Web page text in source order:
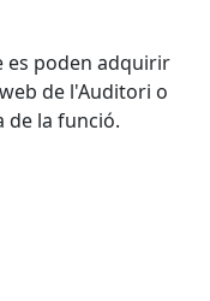
es poden adquirir
de l'Auditori o
de la funció.